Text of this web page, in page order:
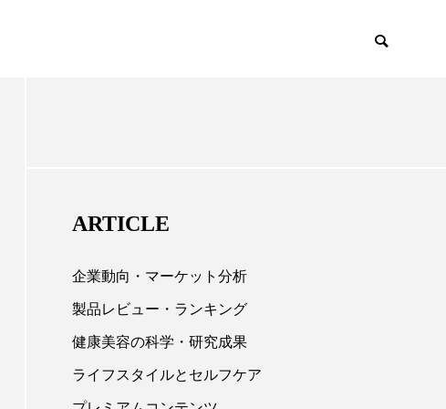
PREMIUMARTICLE
企業動向・マーケット分析
製品レビュー・ランキング
健康美容の科学・研究成果
ライフスタイルとセルフケア